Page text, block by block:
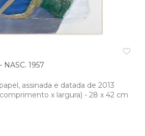
favorite_border
1957
assinada e datada de 2013
x largura) - 28 x 42 cm